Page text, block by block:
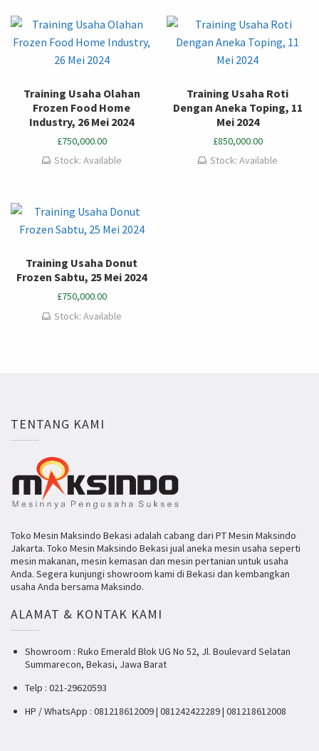
Training Usaha Olahan
Frozen Food Home
Industry, 26 Mei 2024
£750,000.00
Stock: Available
Training Usaha Roti
Dengan Aneka Toping, 11
Mei 2024
£850,000.00
Stock: Available
Training Usaha Donut
Frozen Sabtu, 25 Mei 2024
£750,000.00
Stock: Available
TENTANG KAMI
Toko Mesin Maksindo Bekasi adalah cabang dari PT Mesin Maksindo
Jakarta. Toko Mesin Maksindo Bekasi jual aneka mesin usaha seperti
mesin makanan, mesin kemasan dan mesin pertanian untuk usaha
Anda. Segera kunjungi showroom kami di Bekasi dan kembangkan
usaha Anda bersama Maksindo.
ALAMAT & KONTAK KAMI
Showroom : Ruko Emerald Blok UG No 52, Jl. Boulevard Selatan
Summarecon, Bekasi, Jawa Barat
Telp : 021-29620593
HP / WhatsApp : 081218612009 | 081242422289 | 081218612008